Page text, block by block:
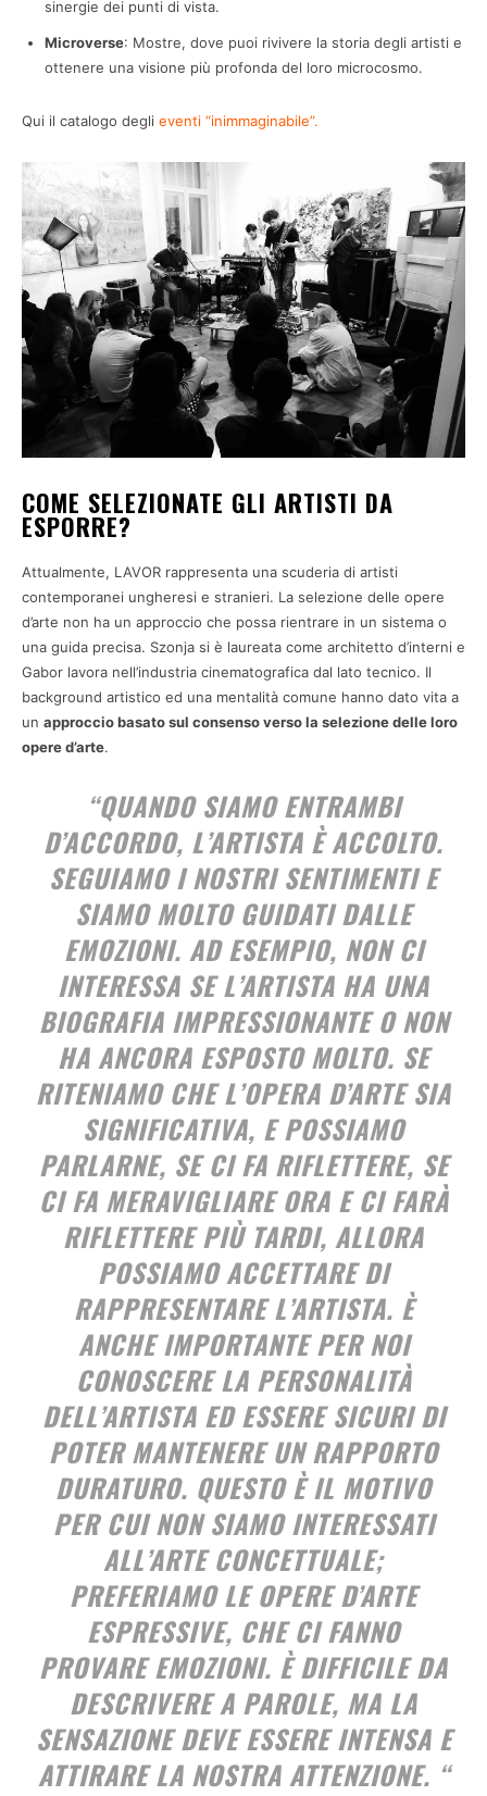
sinergie dei punti di vista.
Microverse: Mostre, dove puoi rivivere la storia degli artisti e
ottenere una visione più profonda del loro microcosmo.
Qui il catalogo degli eventi “inimmaginabile”.
COME SELEZIONATE GLI ARTISTI DA
ESPORRE?
Attualmente, LAVOR rappresenta una scuderia di artisti
contemporanei ungheresi e stranieri. La selezione delle opere
d’arte non ha un approccio che possa rientrare in un sistema o
una guida precisa. Szonja si è laureata come architetto d’interni e
Gabor lavora nell’industria cinematografica dal lato tecnico. Il
background artistico ed una mentalità comune hanno dato vita a
un approccio basato sul consenso verso la selezione delle loro
opere d’arte.
“QUANDO SIAMO ENTRAMBI
D’ACCORDO, L’ARTISTA È ACCOLTO.
SEGUIAMO I NOSTRI SENTIMENTI E
SIAMO MOLTO GUIDATI DALLE
EMOZIONI. AD ESEMPIO, NON CI
INTERESSA SE L’ARTISTA HA UNA
BIOGRAFIA IMPRESSIONANTE O NON
HA ANCORA ESPOSTO MOLTO. SE
RITENIAMO CHE L’OPERA D’ARTE SIA
SIGNIFICATIVA, E POSSIAMO
PARLARNE, SE CI FA RIFLETTERE, SE
CI FA MERAVIGLIARE ORA E CI FARÀ
RIFLETTERE PIÙ TARDI, ALLORA
POSSIAMO ACCETTARE DI
RAPPRESENTARE L’ARTISTA. È
ANCHE IMPORTANTE PER NOI
CONOSCERE LA PERSONALITÀ
DELL’ARTISTA ED ESSERE SICURI DI
POTER MANTENERE UN RAPPORTO
DURATURO. QUESTO È IL MOTIVO
PER CUI NON SIAMO INTERESSATI
ALL’ARTE CONCETTUALE;
PREFERIAMO LE OPERE D’ARTE
ESPRESSIVE, CHE CI FANNO
PROVARE EMOZIONI. È DIFFICILE DA
DESCRIVERE A PAROLE, MA LA
SENSAZIONE DEVE ESSERE INTENSA E
ATTIRARE LA NOSTRA ATTENZIONE. “